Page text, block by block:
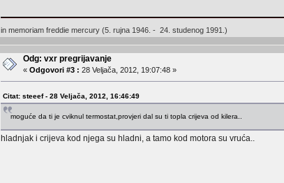
in memoriam freddie mercury (5. rujna 1946. - 24. studenog 1991.)
Odg: vxr pregrijavanje
«Odgovori #3 : 28 Veljača, 2012, 19:07:48 »
Citat: steeef - 28 Veljača, 2012, 16:46:49
moguće da ti je cviknul termostat,provjeri dal su ti topla crijeva od kilera..
hladnjak i crijeva kod njega su hladni, a tamo kod motora su vruća..